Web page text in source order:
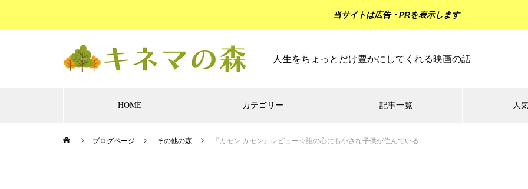
当サイトは広告・PRを表示します
人生をちょっとだけ豊かにしてくれる映画の話
HOME カテゴリー 記事一覧 人
アクションの コメディーの ファンタジーの ミステリーの ラブロマンスの
ブログページ その他の森 『カモン カモン』レビュー☆誰の心にも小さな子供が住んでいる